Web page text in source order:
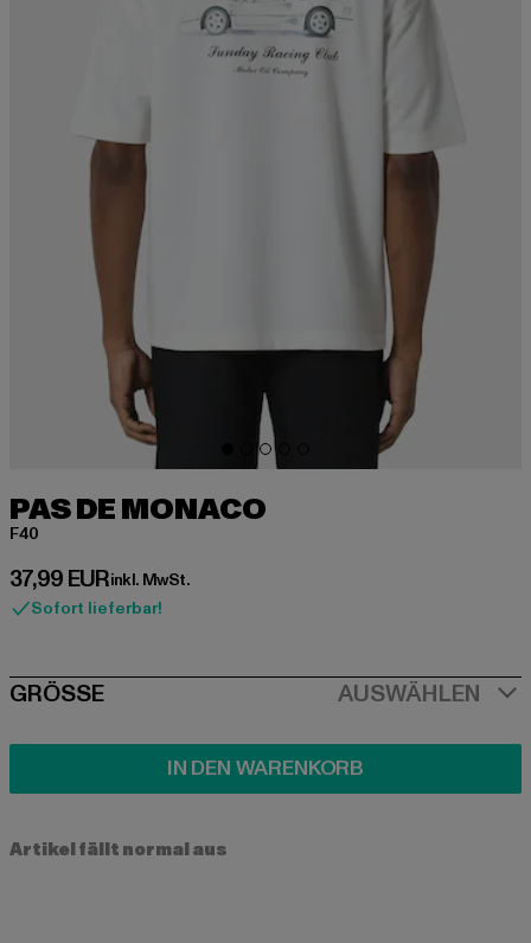
PAS DE MONACO
F40
37,99 EUR
Derzeitiger Preis: 37,99 EUR
inkl. MwSt.
Sofort lieferbar!
SIZE
GRÖSSE AUSWÄHLEN
IN DEN WARENKORB
Artikel fällt normal aus